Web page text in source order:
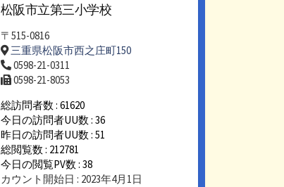
松阪市立第三小学校
〒515-0816
三重県松阪市西之庄町150
0598-21-0311
0598-21-8053
総訪問者数 : 61620
今日の訪問者UU数 : 36
昨日の訪問者UU数 : 51
総閲覧数 : 212781
今日の閲覧PV数 : 38
カウント開始日 : 2023年4月1日